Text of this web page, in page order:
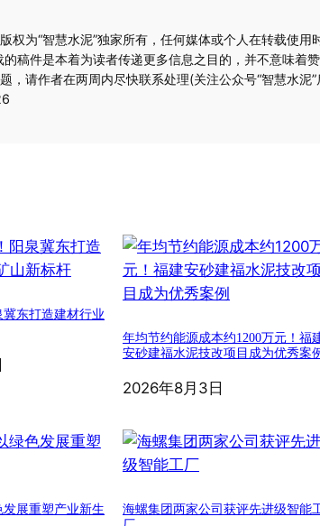
权为“智慧水泥”独家所有，任何媒体或个人在转载使用
的稿件是本着为读者传递更多信息之目的，并不意味着
，请作者在两周内尽快联系处理(关注公众号“智慧水泥”
东打造建材行业
年均节约能源成本约1200万元！福
安砂建福水泥技改项目成为优秀案
2026年8月3日
展重塑产业新生
海螺集团两家公司获评先进级智能